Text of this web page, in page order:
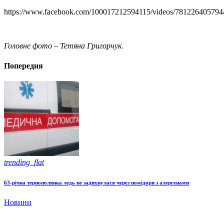
https://www.facebook.com/100017212594115/videos/
Головне фото – Тетяна Григорчук.
Попередня
trending_flat
63-річна тернополянка ледь не задихнулася через помідори з алергенами
Новини